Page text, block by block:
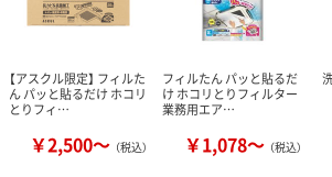
【アスクル限定】 フィルた
ん パッと貼るだけ ホコリ
とりフィ…
￥2,500～ （税込）
フィルたん パッと貼るだ
け ホコリとりフィルター
業務用エア…
￥1,078～ （税込）